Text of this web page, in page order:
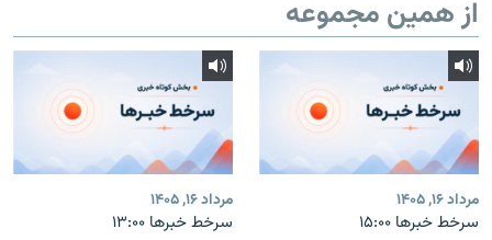
از همین مجموعه
مرداد ۱۶, ۱۴۰۵
سرخط خبرها ۱۵:۰۰
مرداد ۱۶, ۱۴۰۵
سرخط خبرها ۱۳:۰۰